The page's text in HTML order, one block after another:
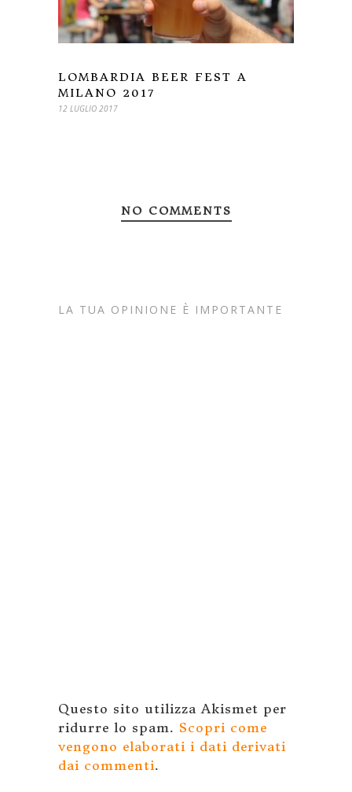
LOMBARDIA BEER FEST A
MILANO 2017
12 LUGLIO 2017
NO COMMENTS
LA TUA OPINIONE È IMPORTANTE
Questo sito utilizza Akismet per
ridurre lo spam. Scopri come
vengono elaborati i dati derivati
dai commenti.